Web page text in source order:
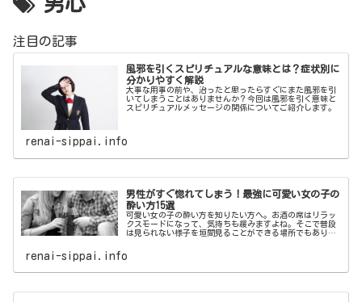
注目の記事
風邪を引くスピリチュアルな意味とは？症状別に
分かりやすく解説
大事な用事の前や、治ったと思ったらすぐにまた風邪を引
いてしまうことはありませんか？今回は風邪を引く意味と
スピリチュアルメッセージの関係についてご紹介します。
renai-sippai.info
男性がすぐ惚れてしまう！最強に可愛い女の子の
酔い方15選
可愛い女の子の酔い方を知りたい方へ。お酒の席はリラッ
クスモードになって、気持ちも緩みますよね。そこで普段
は見られない様子を垣間見ることができる場所でもありま
renai-sippai.info